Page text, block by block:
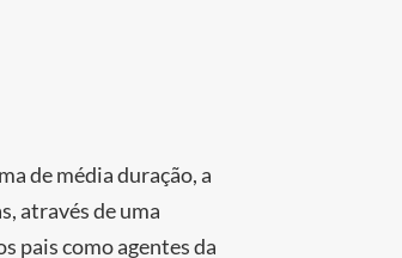
de média duração, a
através de uma
pais como agentes da